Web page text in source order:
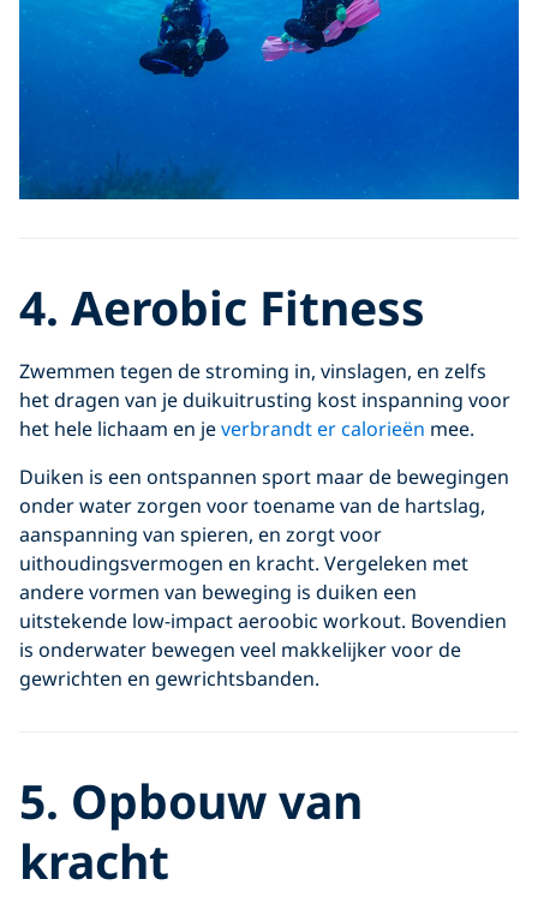
4. Aerobic Fitness
Zwemmen tegen de stroming in, vinslagen, en zelfs
het dragen van je duikuitrusting kost inspanning voor
het hele lichaam en jeverbrandt er calorieën mee.
Duiken is een ontspannen sport maar de bewegingen
onder water zorgen voor toename van de hartslag,
aanspanning van spieren, en zorgt voor
uithoudingsvermogen en kracht. Vergeleken met
andere vormen van beweging is duiken een
uitstekende low-impact aeroobic workout. Bovendien
is onderwater bewegen veel makkelijker voor de
gewrichten en gewrichtsbanden.
5. Opbouw van
kracht